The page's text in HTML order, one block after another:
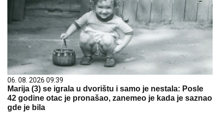
06. 08. 2026 09:39
Marija (3) se igrala u dvorištu i samo je nestala: Posle
42 godine otac je pronašao, zanemeo je kada je saznao
gde je bila